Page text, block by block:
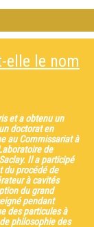
elle le nom
et a obtenu un
doctorat en
au Commissariat à
de
Il a participé
du procédé de
à cavités
du grand
pendant
des particules à
philosophie des